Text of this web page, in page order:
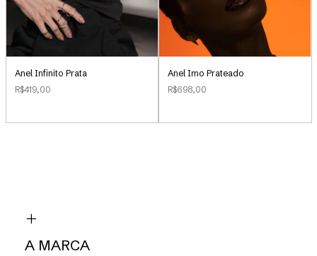
Anel Infinito Prata
R$419,00
Anel Imo Prateado
R$698,00
A MARCA